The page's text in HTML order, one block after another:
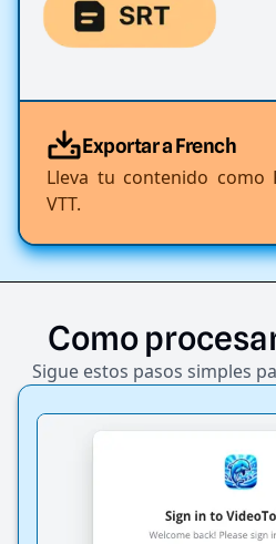
Exportar a French
Lleva tu contenido como
VTT.
Como
Sigue estos pasos simples